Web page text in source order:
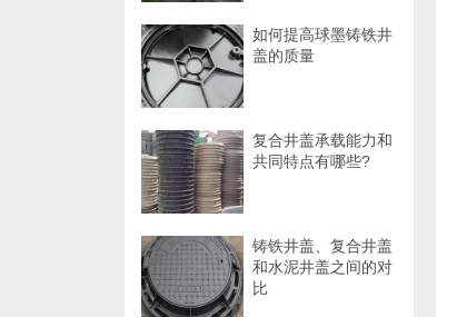
如何提高球墨铸铁井
盖的质量
复合井盖承载能力和
共同特点有哪些?
铸铁井盖、复合井盖
和水泥井盖之间的对
比